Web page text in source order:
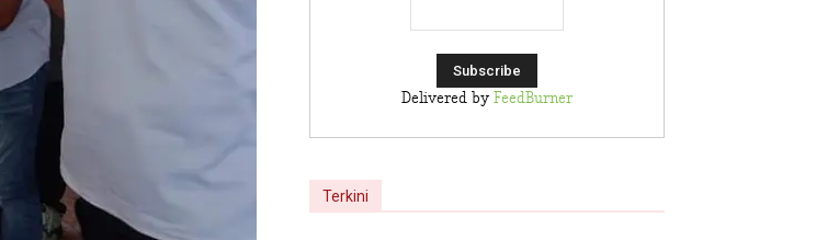
Delivered by FeedBurner
Terkini